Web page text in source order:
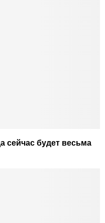
сейчас будет весьма